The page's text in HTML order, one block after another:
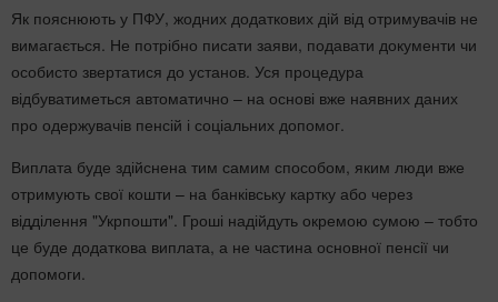
Як пояснюють у ПФУ, жодних додаткових дій від отримувачів не
вимагається. Не потрібно писати заяви, подавати документи чи
особисто звертатися до установ. Уся процедура
відбуватиметься автоматично – на основі вже наявних даних
про одержувачів пенсій і соціальних допомог.
Виплата буде здійснена тим самим способом, яким люди вже
отримують свої кошти – на банківську картку або через
відділення "Укрпошти". Гроші надійдуть окремою сумою – тобто
це буде додаткова виплата, а не частина основної пенсії чи
допомоги.